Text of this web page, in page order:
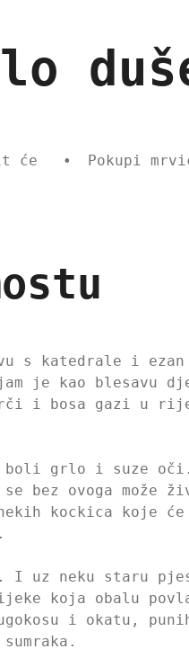
će Pokupi
s katedrale i
je kao blesavu
i bosa gazi u
boli grlo i suze
bez ovoga može
kockica koje
uz neku staru
koja obalu
i okatu,